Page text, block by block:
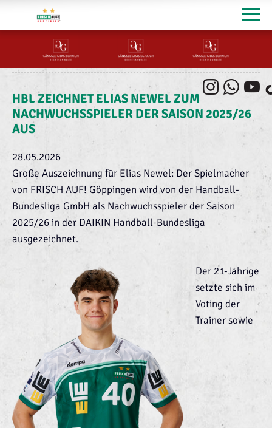
HBL ZEICHNET ELIAS NEWEL ZUM
NACHWUCHSSPIELER DER SAISON 2025/26
AUS
28.05.2026
Große Auszeichnung für Elias Newel: Der Spielmacher
von FRISCH AUF! Göppingen wird von der Handball-
Bundesliga GmbH als Nachwuchsspieler der Saison
2025/26 in der DAIKIN Handball-Bundesliga
ausgezeichnet.
Der 21-Jährige
setzte sich im
Voting der
Trainer sowie